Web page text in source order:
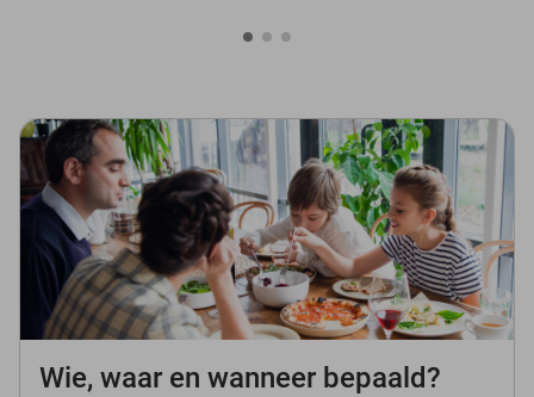
Wie, waar en wanneer bepaald?